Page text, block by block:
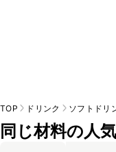
TOP ドリンク ソフトドリ
同じ材料の人